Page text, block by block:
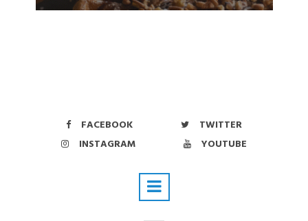
FACEBOOK
TWITTER
INSTAGRAM
YOUTUBE